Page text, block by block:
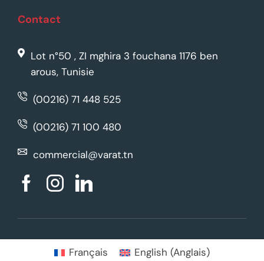
Contact
Lot n°50 , ZI mghira 3 fouchana 1176 ben
arous, Tunisie
(00216) 71 448 525
(00216) 71 100 480
commercial@varat.tn
Français English (Anglais)